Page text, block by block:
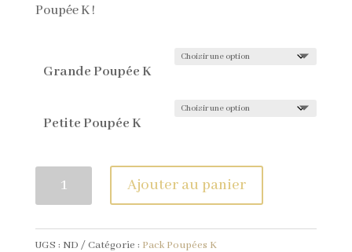
104,00€
Poupée K !
Grande Poupée K
Petite Poupée K
quantité
de
grande
Ajouter au panier
UGS : ND Catégorie : Pack Poupées K